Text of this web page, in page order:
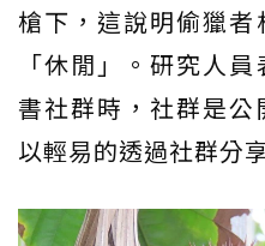
槍下，這說明偷獵
「休閒」。研究人
書社群時，社群是
以輕易的透過社群分